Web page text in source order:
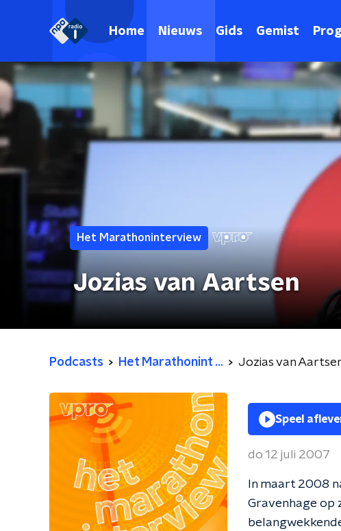
Home Nieuws Gids Gemist
Het Marathoninterview
Jozias van Aartsen
Podcasts Het Marathonint ... Jozias van
Speel
do 12 juli 2007
In maart 2008
Gravenhage op